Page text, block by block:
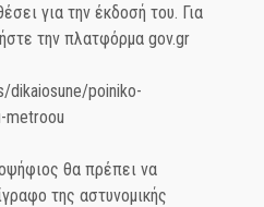
για την έκδοσή του. Για
την πλατφόρμα gov.gr
dikaiosune/poiniko-
metroou
θα πρέπει να
της αστυνομικής